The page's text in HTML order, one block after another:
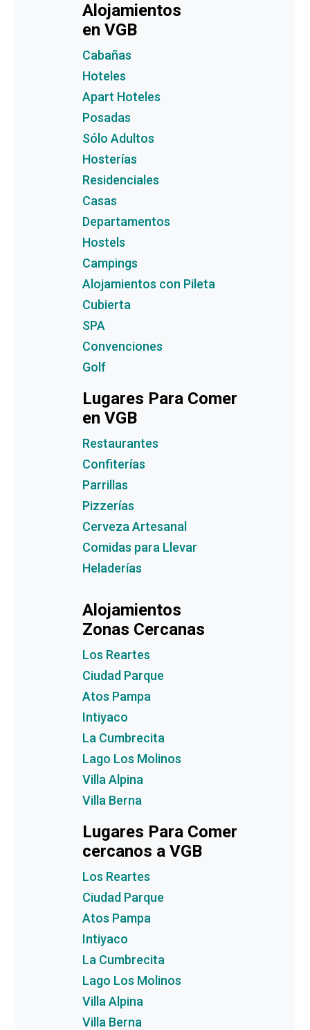
Alojamientos
en VGB
Cabañas
Hoteles
Apart Hoteles
Posadas
Sólo Adultos
Hosterías
Residenciales
Casas
Departamentos
Hostels
Campings
Alojamientos con Pileta
Cubierta
SPA
Convenciones
Golf
Lugares Para Comer
en VGB
Restaurantes
Confiterías
Parrillas
Pizzerías
Cerveza Artesanal
Comidas para Llevar
Heladerías
Alojamientos
Zonas Cercanas
Los Reartes
Ciudad Parque
Atos Pampa
Intiyaco
La Cumbrecita
Lago Los Molinos
Villa Alpina
Villa Berna
Lugares Para Comer
cercanos a VGB
Los Reartes
Ciudad Parque
Atos Pampa
Intiyaco
La Cumbrecita
Lago Los Molinos
Villa Alpina
Villa Berna